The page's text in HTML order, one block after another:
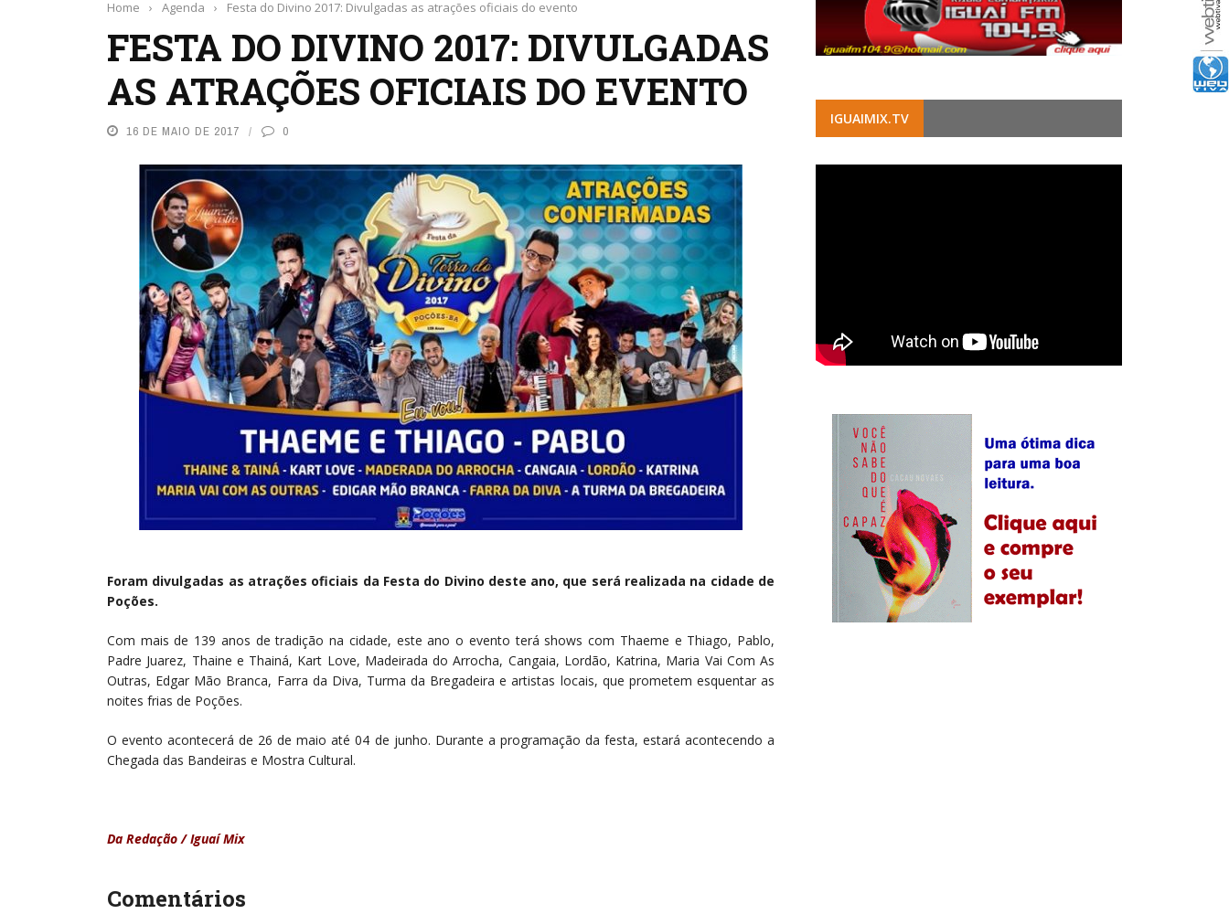
Home › Agenda › Festa do Divino 2017: Divulgadas as atrações oficiais do evento
FESTA DO DIVINO 2017: DIVULGADAS
AS ATRAÇÕES OFICIAIS DO EVENTO
16 DE MAIO DE 2017 0
Foram divulgadas as atrações oficiais da Festa do Divino deste ano, que será realizada na cidade de
Poções.
Com mais de 139 anos de tradição na cidade, este ano o evento terá shows com Thaeme e Thiago, Pablo,
Padre Juarez, Thaine e Thainá, Kart Love, Madeirada do Arrocha, Cangaia, Lordão, Katrina, Maria Vai Com As
Outras, Edgar Mão Branca, Farra da Diva, Turma da Bregadeira e artistas locais, que prometem esquentar as
noites frias de Poções.
O evento acontecerá de 26 de maio até 04 de junho. Durante a programação da festa, estará acontecendo a
Chegada das Bandeiras e Mostra Cultural.
Da Redação / Iguaí Mix
Comentários
IGUAIMIX.TV